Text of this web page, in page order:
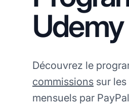
Udemy
Découvrez le
commissions sur
mensuels par